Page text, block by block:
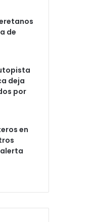
de
deja
por
en